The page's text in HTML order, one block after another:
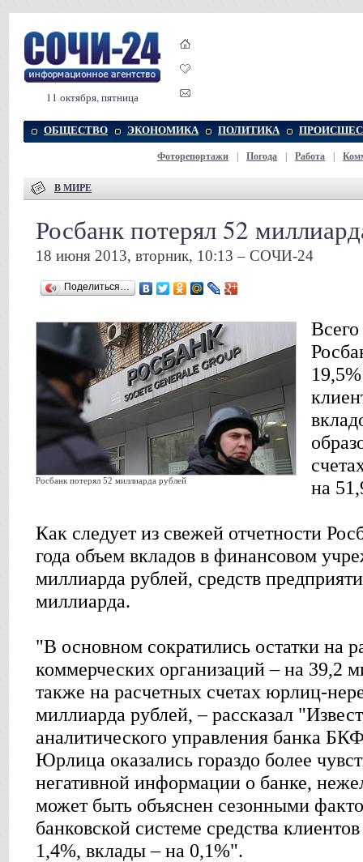
11 октября, пятница
ОБЩЕСТВО ЭКОНОМИКА ПОЛИТИКА
Фоторепортажи Погода Работа
В МИРЕ
Росбанк потерял 52
18 июня 2013, вторник, 10:13 – СОЧИ-24
Поделиться…
Росбанк потерял 52 миллиарда рублей
на
Как следует из свежей отчетности
года объем вкладов в финансовом
миллиарда рублей, средств
миллиарда.
"В основном сократились остатки на
коммерческих организаций – на 39,2
также на расчетных счетах юрлиц-
миллиарда рублей, – рассказал
аналитического управления банка
Юрлица оказались гораздо более
негативной информации о банке,
может быть объяснен сезонными
банковской системе средства
1,4%, вклады – на 0,1%".